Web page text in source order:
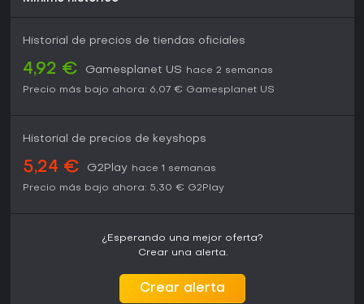
Historial de precios de tiendas oficiales
4,92 € Gamesplanet US
hace 2 semanas
Precio más bajo ahora: 6,07 € Gamesplanet US
Historial de precios de keyshops
5,24 € G2Play hace 1 semanas
Precio más bajo ahora: 5,30 € G2Play
¿Esperando una mejor oferta?
Crear una alerta.
Crear alerta